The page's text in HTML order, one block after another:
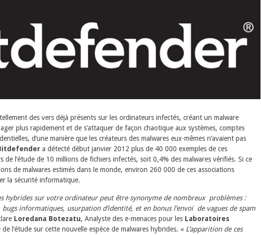
des vers déjà présents sur les ordinateurs infectés, créant un malware
plus rapidement et de s’attaquer de façon chaotique aux systèmes, comptes
d’une manière que les créateurs des malwares eux-mêmes n’avaient pas
a détecté début janvier 2012 plus de 40 000 exemples de ces
de l’étude de 10 millions de fichiers infectés, soit 0,4% des malwares vérifiés. Si ce
de malwares estimés dans le monde, environ 260 000 de ces associations
la sécurité informatique.
hybrides sur votre ordinateur peut être synonyme de nombreux problèmes :
informatiques, usurpation d’identité, et en bonus l’envoi de vagues de spam
Loredana Botezatu, Analyste des e-menaces pour les Laboratoires
de l’étude sur cette nouvelle espèce de malwares hybrides. « L’apparition de ces